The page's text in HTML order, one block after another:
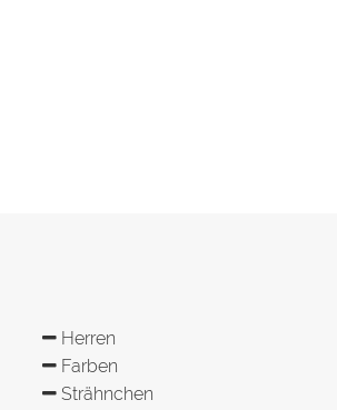
Herren
Farben
Strähnchen